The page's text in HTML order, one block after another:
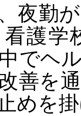
夜勤
護学
でヘ
善を
めを